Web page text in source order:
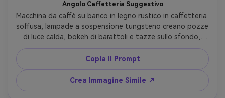
Angolo Caffetteria Suggestivo
Macchina da caffè su banco in legno rustico in caffetteria
soffusa, lampade a sospensione tungsteno creano pozze
di luce calda, bokeh di barattoli e tazze sullo sfondo,
ombre cinematografiche, vapore d’atmosfera, scatto con
Sony A7IV, 50mm, f/1.8, profondità di campo ridotta,
contrasto ricco, fotorealistico --ar 4:5
Copia il Prompt
Crea Immagine Simile ↗